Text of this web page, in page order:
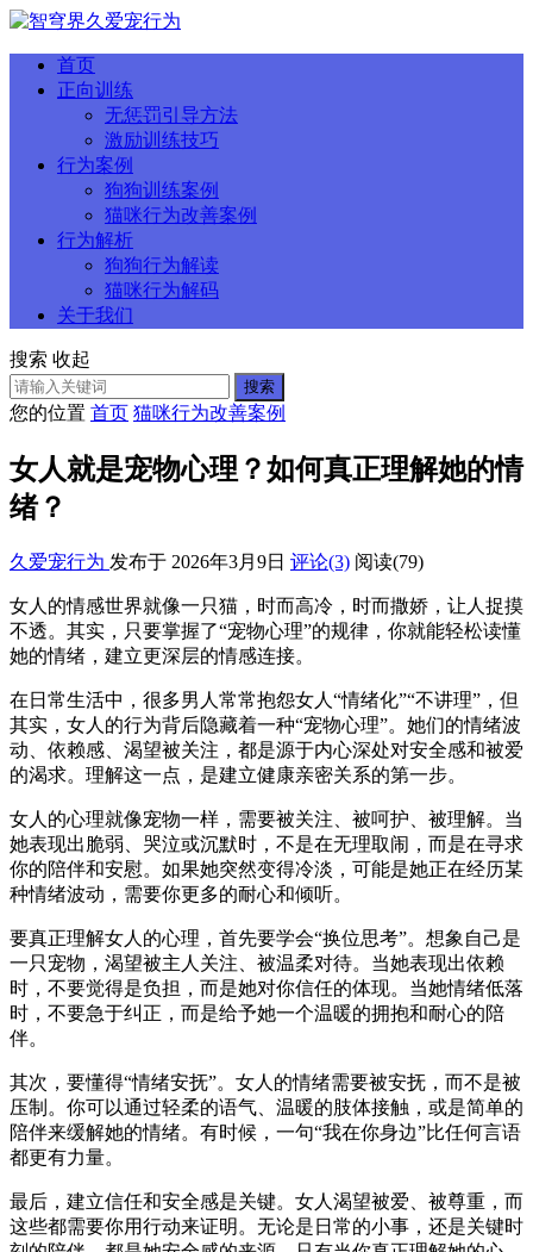
首页
正向训练
无惩罚引导方法
激励训练技巧
行为案例
狗狗训练案例
猫咪行为改善案例
行为解析
狗狗行为解读
猫咪行为解码
关于我们
搜索 收起
搜索
您的位置 首页 猫咪行为改善案例
女人就是宠物心理？如何真正理解她的情
绪？
久爱宠行为 发布于 2026年3月9日 评论(3) 阅读(79)
女人的情感世界就像一只猫，时而高冷，时而撒娇，让人捉摸
不透。其实，只要掌握了“宠物心理”的规律，你就能轻松读懂
她的情绪，建立更深层的情感连接。
在日常生活中，很多男人常常抱怨女人“情绪化”“不讲理”，但
其实，女人的行为背后隐藏着一种“宠物心理”。她们的情绪波
动、依赖感、渴望被关注，都是源于内心深处对安全感和被爱
的渴求。理解这一点，是建立健康亲密关系的第一步。
女人的心理就像宠物一样，需要被关注、被呵护、被理解。当
她表现出脆弱、哭泣或沉默时，不是在无理取闹，而是在寻求
你的陪伴和安慰。如果她突然变得冷淡，可能是她正在经历某
种情绪波动，需要你更多的耐心和倾听。
要真正理解女人的心理，首先要学会“换位思考”。想象自己是
一只宠物，渴望被主人关注、被温柔对待。当她表现出依赖
时，不要觉得是负担，而是她对你信任的体现。当她情绪低落
时，不要急于纠正，而是给予她一个温暖的拥抱和耐心的陪
伴。
其次，要懂得“情绪安抚”。女人的情绪需要被安抚，而不是被
压制。你可以通过轻柔的语气、温暖的肢体接触，或是简单的
陪伴来缓解她的情绪。有时候，一句“我在你身边”比任何言语
都更有力量。
最后，建立信任和安全感是关键。女人渴望被爱、被尊重，而
这些都需要你用行动来证明。无论是日常的小事，还是关键时